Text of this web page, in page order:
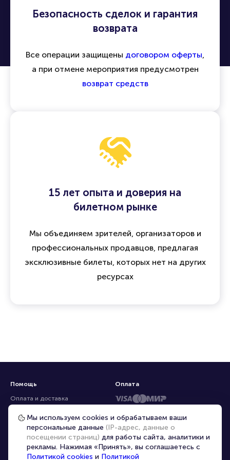
Безопасность сделок и гарантия
возврата
Все операции защищены договором оферты,
а при отмене мероприятия предусмотрен
возврат средств
15 лет опыта и доверия на
билетном рынке
Мы объединяем зрителей, организаторов и
профессиональных продавцов, предлагая
эксклюзивные билеты, которых нет на других
ресурсах
Помощь
Оплата и доставка
Частые вопросы
Перепродажа билетов
Организаторам
Корпоративным клиентам
Оплата
Мы используем cookies и обрабатываем ваши
персональные данные (IP-адрес, данные о
посещении страниц) для работы сайта, аналитики и
рекламы. Нажимая «Принять», вы соглашаетесь с
Политикой cookies и Политикой